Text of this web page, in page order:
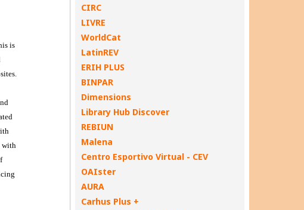
CIRC
LIVRE
WorldCat
LatinREV
ERIH PLUS
BINPAR
Dimensions
Library Hub Discover
REBIUN
Malena
Centro Esportivo Virtual - CEV
OAIster
AURA
Carhus Plus +